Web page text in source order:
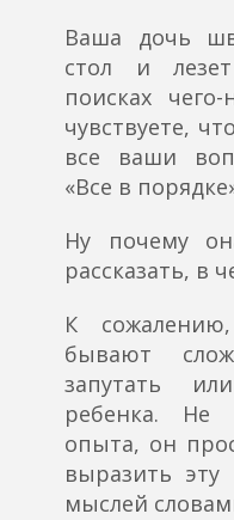
Ваша дочь
стол и
поисках
чувствуете,
все ваши
«Все в
Ну почему
рассказать, в
К
бывают
запутать
ребенка. Не
опыта, он
выразить
мыслей